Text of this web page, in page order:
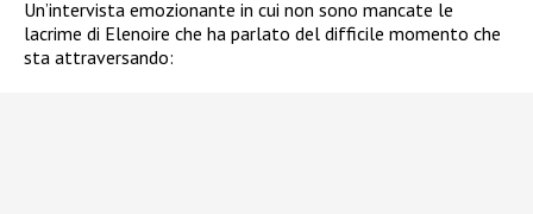
Un’intervista emozionante in cui non sono mancate le
lacrime di Elenoire che ha parlato del difficile momento che
sta attraversando: